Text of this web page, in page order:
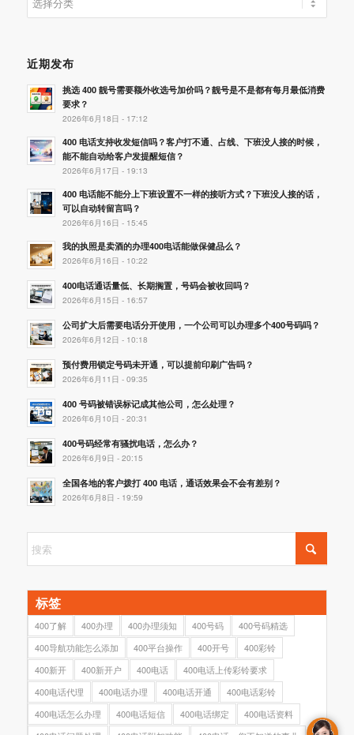
类
近期发布
挑选 400 靓号需要额外收选号加价吗？靓号是不是都有每月最低消费
要求？
2026年6月18日 - 17:12
400 电话支持收发短信吗？客户打不通、占线、下班没人接的时候，
能不能自动给客户发提醒短信？
2026年6月17日 - 19:13
400 电话能不能分上下班设置不一样的接听方式？下班没人接的话，
可以自动转留言吗？
2026年6月16日 - 15:45
我的执照是卖酒的办理400电话能做保健品么？
2026年6月16日 - 10:22
400电话通话量低、长期搁置，号码会被收回吗？
2026年6月15日 - 16:57
公司扩大后需要电话分开使用，一个公司可以办理多个400号码吗？
2026年6月12日 - 10:18
预付费用锁定号码未开通，可以提前印刷广告吗？
2026年6月11日 - 09:35
400 号码被错误标记成其他公司，怎么处理？
2026年6月10日 - 20:31
400号码经常有骚扰电话，怎么办？
2026年6月9日 - 20:15
全国各地的客户拨打 400 电话，通话效果会不会有差别？
2026年6月8日 - 19:59
标签
400了解 400办理 400办理须知 400号码
400号码精选
400导航功能怎么添加
400平台操作 400开号
400彩铃
400新开
400新开户 400电话
400电话上传彩铃要求
400电话代理
400电话办理 400电话开通
400电话彩铃
400电话怎么办理
400电话短信 400电话绑定
400电话资料